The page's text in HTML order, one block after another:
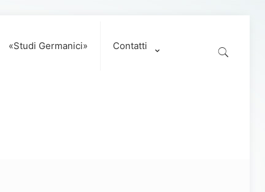
«Studi Germanici» Contatti